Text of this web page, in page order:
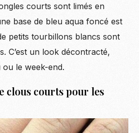
courts sont limés en
base de bleu aqua foncé est
petits tourbillons blancs sont
C’est un look décontracté,
le week-end.
clous courts pour les